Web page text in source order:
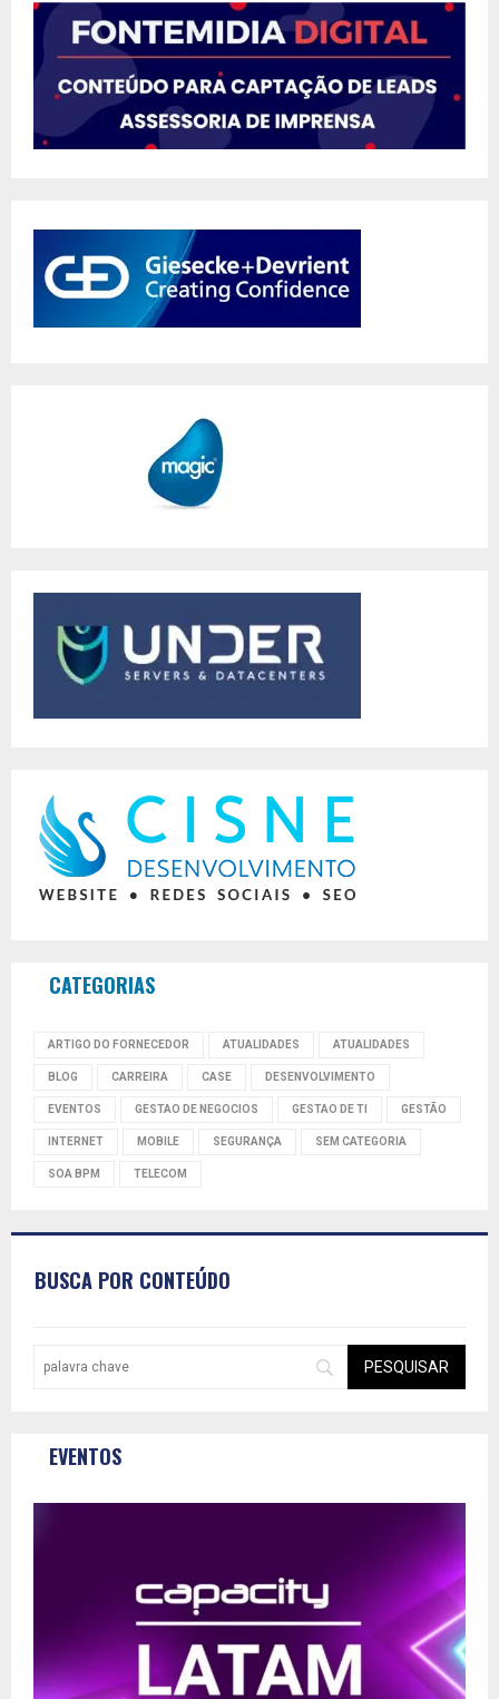
CATEGORIAS
ARTIGO DO FORNECEDOR ATUALIDADES ATUALIDADES
BLOG CARREIRA CASE DESENVOLVIMENTO
EVENTOS GESTAO DE NEGOCIOS GESTAO DE TI GESTÃO
INTERNET MOBILE SEGURANÇA SEM CATEGORIA
SOA BPM TELECOM
BUSCA POR CONTEÚDO
EVENTOS